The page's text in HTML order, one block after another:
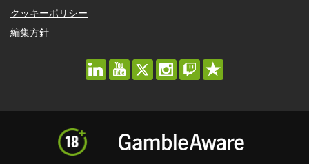
クッキーポリシー
編集方針
linkedinyoutubetwitterinstagram
twitchtrustpilot